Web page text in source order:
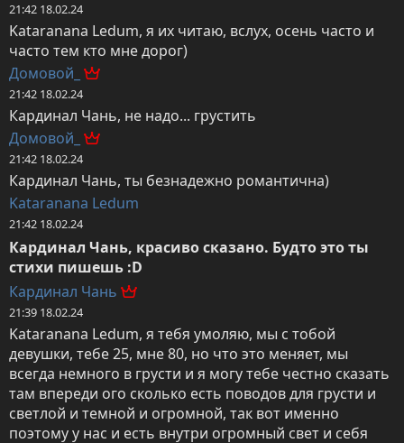
21:42 18.02.24
Kataranana Ledum, я их читаю, вслух, осень часто и
часто тем кто мне дорог)
Домовой_
21:42 18.02.24
Кардинал Чань, не надо... грустить
Домовой_
21:42 18.02.24
Кардинал Чань, ты безнадежно романтична)
Kataranana Ledum
21:42 18.02.24
Кардинал Чань, красиво сказано. Будто это ты
стихи пишешь :D
Кардинал Чань
21:39 18.02.24
Kataranana Ledum, я тебя умоляю, мы с тобой
девушки, тебе 25, мне 80, но что это меняет, мы
всегда немного в грусти и я могу тебе честно сказать
там впереди ого сколько есть поводов для грусти и
светлой и темной и огромной, так вот именно
поэтому у нас и есть внутри огромный свет и себя